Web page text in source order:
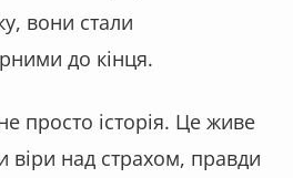
вони стали
до кінця.
просто історія. Це живе
віри над страхом, правди